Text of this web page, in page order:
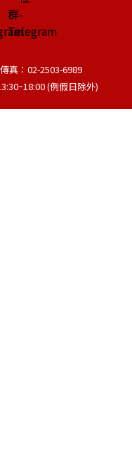
真：02-2503-6989
(例假日除外)